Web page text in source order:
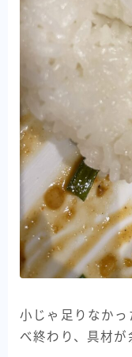
小じゃ足りなか
べ終わり、具材が